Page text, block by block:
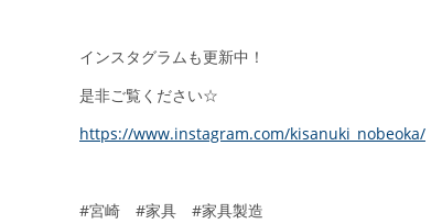
インスタグラムも更新中！
是非ご覧ください☆
https://www.instagram.com/kisanuki_nobeoka/
#宮崎 #家具 #家具製造